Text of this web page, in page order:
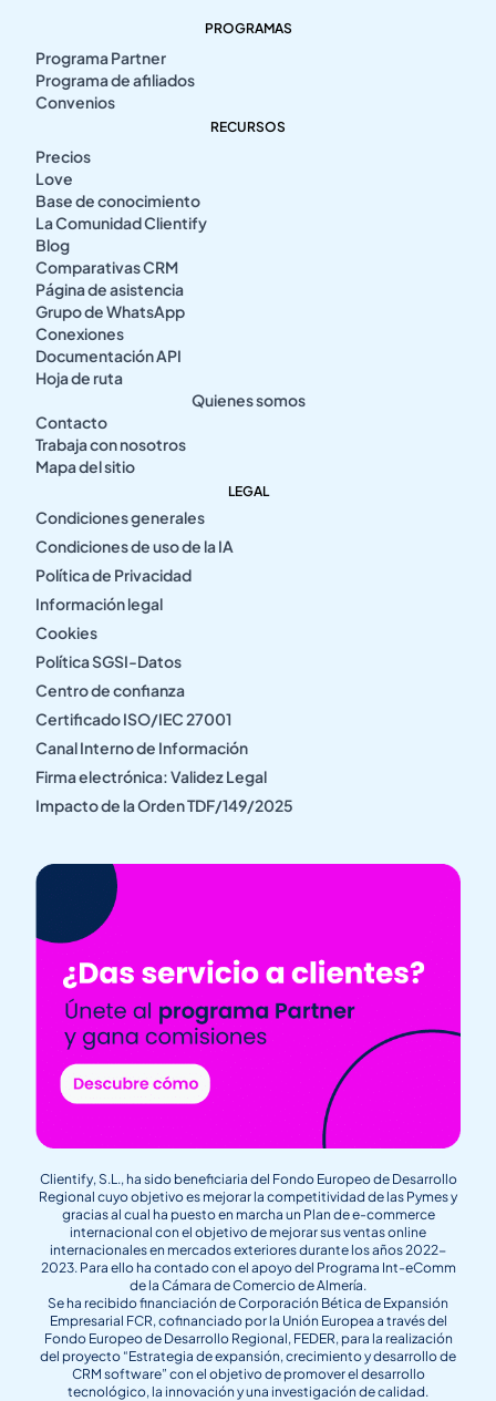
PROGRAMAS
Programa Partner
Programa de afiliados
Convenios
RECURSOS
Precios
Love
Base de conocimiento
La Comunidad Clientify
Blog
Comparativas CRM
Página de asistencia
Grupo de WhatsApp
Conexiones
Documentación API
Hoja de ruta
Quienes somos
Contacto
Trabaja con nosotros
Mapa del sitio
LEGAL
Condiciones generales
Condiciones de uso de la IA
Política de Privacidad
Información legal
Cookies
Política SGSI-Datos
Centro de confianza
Certificado ISO/IEC 27001
Canal Interno de Información
Firma electrónica: Validez Legal
Impacto de la Orden TDF/149/2025
Clientify, S.L., ha sido beneficiaria del Fondo Europeo de Desarrollo
Regional cuyo objetivo es mejorar la competitividad de las Pymes y
gracias al cual ha puesto en marcha un Plan de e-commerce
internacional con el objetivo de mejorar sus ventas online
internacionales en mercados exteriores durante los años 2022-
2023. Para ello ha contado con el apoyo del Programa Int-eComm
de la Cámara de Comercio de Almería.
Se ha recibido financiación de Corporación Bética de Expansión
Empresarial FCR, cofinanciado por la Unión Europea a través del
Fondo Europeo de Desarrollo Regional, FEDER, para la realización
del proyecto “Estrategia de expansión, crecimiento y desarrollo de
CRM software” con el objetivo de promover el desarrollo
tecnológico, la innovación y una investigación de calidad.